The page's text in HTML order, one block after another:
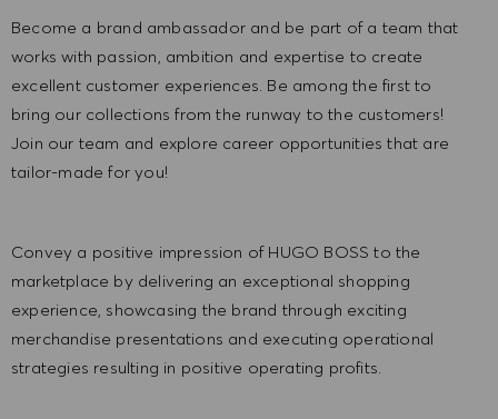
Become a brand ambassador and be part of a team that
works with passion, ambition and expertise to create
excellent customer experiences. Be among the first to
bring our collections from the runway to the customers!
Join our team and explore career opportunities that are
tailor-made for you!
Convey a positive impression of HUGO BOSS to the
marketplace by delivering an exceptional shopping
experience, showcasing the brand through exciting
merchandise presentations and executing operational
strategies resulting in positive operating profits.